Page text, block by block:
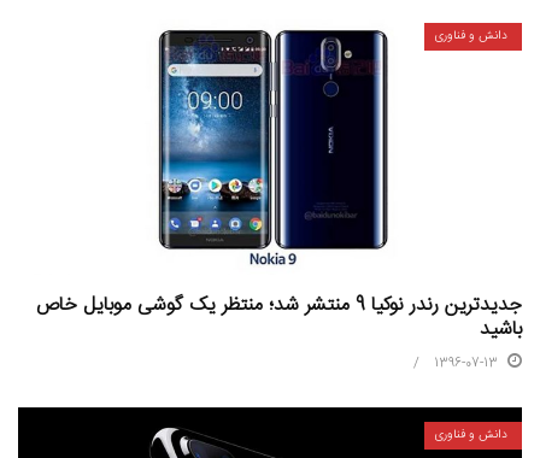
دانش و فناوری
جدیدترین رندر نوکیا 9 منتشر شد؛ منتظر یک گوشی موبایل خاص
باشید
1396-07-13
دانش و فناوری